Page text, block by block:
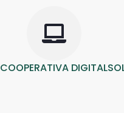
COOPERATIVA DIGITAL